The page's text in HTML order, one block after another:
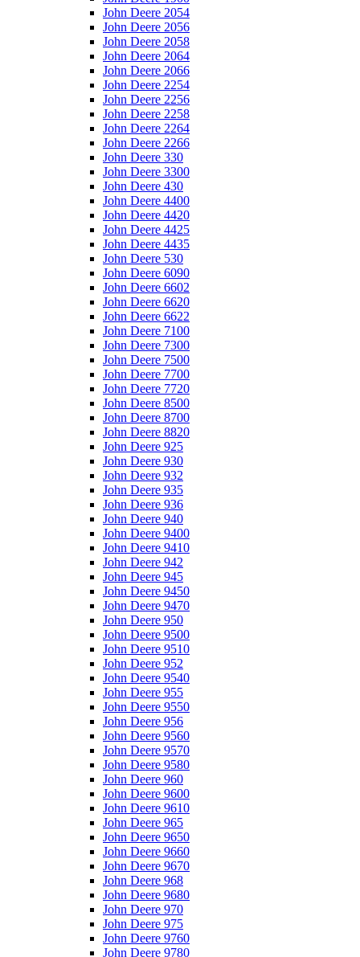
John Deere 2054
John Deere 2056
John Deere 2058
John Deere 2064
John Deere 2066
John Deere 2254
John Deere 2256
John Deere 2258
John Deere 2264
John Deere 2266
John Deere 330
John Deere 3300
John Deere 430
John Deere 4400
John Deere 4420
John Deere 4425
John Deere 4435
John Deere 530
John Deere 6090
John Deere 6602
John Deere 6620
John Deere 6622
John Deere 7100
John Deere 7300
John Deere 7500
John Deere 7700
John Deere 7720
John Deere 8500
John Deere 8700
John Deere 8820
John Deere 925
John Deere 930
John Deere 932
John Deere 935
John Deere 936
John Deere 940
John Deere 9400
John Deere 9410
John Deere 942
John Deere 945
John Deere 9450
John Deere 9470
John Deere 950
John Deere 9500
John Deere 9510
John Deere 952
John Deere 9540
John Deere 955
John Deere 9550
John Deere 956
John Deere 9560
John Deere 9570
John Deere 9580
John Deere 960
John Deere 9600
John Deere 9610
John Deere 965
John Deere 9650
John Deere 9660
John Deere 9670
John Deere 968
John Deere 9680
John Deere 970
John Deere 975
John Deere 9760
John Deere 9780